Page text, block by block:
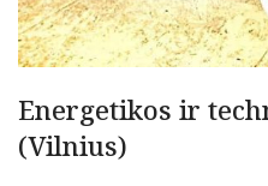
Energetikos ir
(Vilnius)